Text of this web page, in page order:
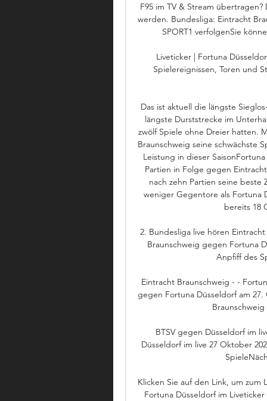
F95 im TV & Stream übertragen?
werden. Bundesliga: Eintracht
SPORT1 verfolgenSie
Liveticker | Fortuna
Spielereignissen, Toren und
Das ist aktuell die längste
längste Durststrecke im
zwölf Spiele ohne Dreier hatten.
Braunschweig seine schwächste
Leistung in dieser
Partien in Folge gegen
nach zehn Partien seine beste
weniger Gegentore als Fortuna
bereits 18
2. Bundesliga live hören
Braunschweig gegen Fortuna
Anpfiff des
Eintracht Braunschweig - -
gegen Fortuna Düsseldorf am
BTSV gegen Düsseldorf im
Düsseldorf im live 27 Oktober
Klicken Sie auf den Link, um
Fortuna Düsseldorf im